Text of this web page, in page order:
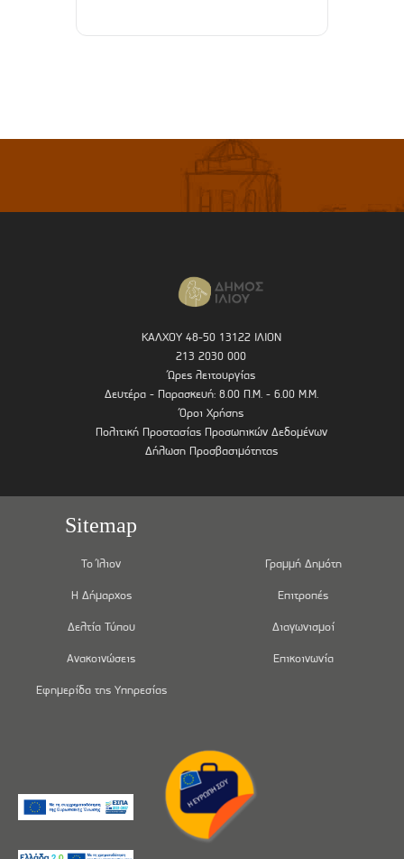
ΚΑΛΧΟΥ 48-50 13122 ΙΛΙΟΝ
213 2030 000
Ώρες λειτουργίας
Δευτέρα - Παρασκευή: 8.00 Π.Μ. - 6.00 Μ.Μ.
Όροι Χρήσης
Πολιτική Προστασίας Προσωπικών Δεδομένων
Δήλωση Προσβασιμότητας
Sitemap
Το Ίλιον
Η Δήμαρχος
Δελτία Τύπου
Ανακοινώσεις
Εφημερίδα της Υπηρεσίας
Γραμμή Δημότη
Επιτροπές
Διαγωνισμοί
Επικοινωνία